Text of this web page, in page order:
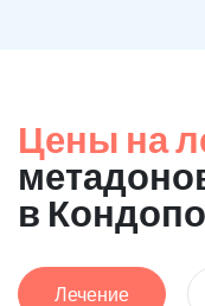
Цены на
в
Лечение